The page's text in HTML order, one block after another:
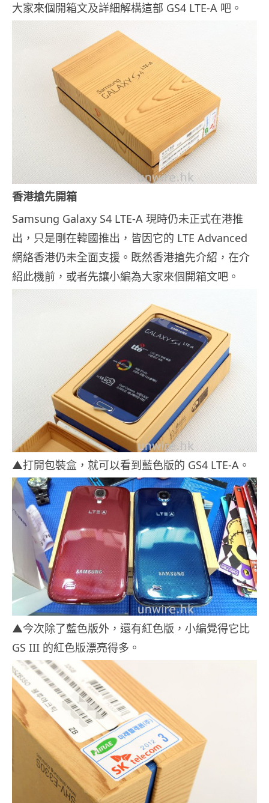
大家來個開箱文及詳細解構這部 GS4 LTE-A 吧。
香港搶先開箱
Samsung Galaxy S4 LTE-A 現時仍未正式在港推
出，只是剛在韓國推出，皆因它的 LTE Advanced
網絡香港仍未全面支援。既然香港搶先介紹，在介
紹此機前，或者先讓小編為大家來個開箱文吧。
▲打開包裝盒，就可以看到藍色版的 GS4 LTE-A。
▲今次除了藍色版外，還有紅色版，小編覺得它比
GS III 的紅色版漂亮得多。